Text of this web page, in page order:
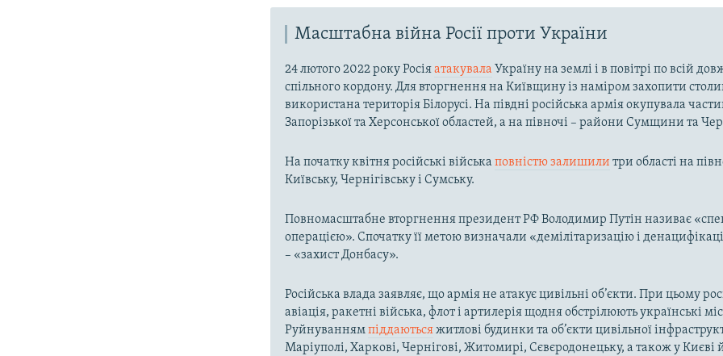
Масштабна війна Росії проти України
24 лютого 2022 року Росіяатакувала Україну на землі і в повітрі по всій
спільного кордону. Для вторгнення на Київщину із наміром захопити
використана територія Білорусі. На півдні російська армія окупувала
Запорізької та Херсонської областей, а на півночі – райони Сумщини та
На початку квітня російські військаповністю залишили три області на
Київську, Чернігівську і Сумську.
Повномасштабне вторгнення президент РФ Володимир Путін називає
операцією». Спочатку її метою визначали «демілітаризацію і
– «захист Донбасу».
Російська влада заявляє, що армія не атакує цивільні об’єкти. При цьому
авіація, ракетні війська, флот і артилерія щодня обстрілюють українські
Руйнуваннямпіддаютьсяжитлові будинки та об’єкти цивільної
Маріуполі, Харкові, Чернігові, Житомирі, Сєвєродонецьку, а також у Києві